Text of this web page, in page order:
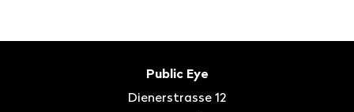
Public Eye
Dienerstrasse 12